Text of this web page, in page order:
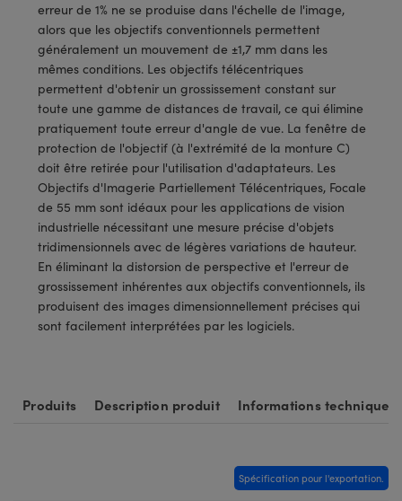
ou Coupleurs
de Poche ou à Mesure Directe
: Microscopie
et Composants
pour Caméras
: Caméras
Optiques Lightpath®
Labs™
Gratings™
erreur de 1% ne se produise dans l'échelle de l'image,
alors que les objectifs conventionnels permettent
généralement un mouvement de ±1,7 mm dans les
mêmes conditions. Les objectifs télécentriques
permettent d'obtenir un grossissement constant sur
toute une gamme de distances de travail, ce qui élimine
pratiquement toute erreur d'angle de vue. La fenêtre de
protection de l'objectif (à l'extrémité de la monture C)
doit être retirée pour l'utilisation d'adaptateurs. Les
Objectifs d'Imagerie Partiellement Télécentriques, Focale
de 55 mm sont idéaux pour les applications de vision
industrielle nécessitant une mesure précise d'objets
tridimensionnels avec de légères variations de hauteur.
En éliminant la distorsion de perspective et l'erreur de
grossissement inhérentes aux objectifs conventionnels, ils
produisent des images dimensionnellement précises qui
sont facilement interprétées par les logiciels.
Produits Description produit Informations techniques
Spécification pour l'exportation.